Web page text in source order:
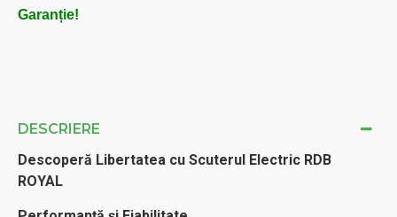
DESCRIERE
Descoperă Libertatea cu Scuterul Electric RDB
ROYAL
Garanție!